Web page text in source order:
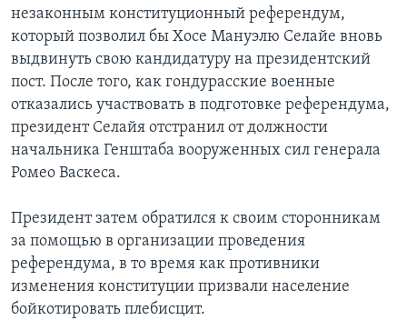
незаконным конституционный референдум,
который позволил бы Хосе Мануэлю Селайе вновь
выдвинуть свою кандидатуру на президентский
пост. После того, как гондурасские военные
отказались участвовать в подготовке референдума,
президент Селайя отстранил от должности
начальника Генштаба вооруженных сил генерала
Ромео Васкеса.
Президент затем обратился к своим сторонникам
за помощью в организации проведения
референдума, в то время как противники
изменения конституции призвали население
бойкотировать плебисцит.